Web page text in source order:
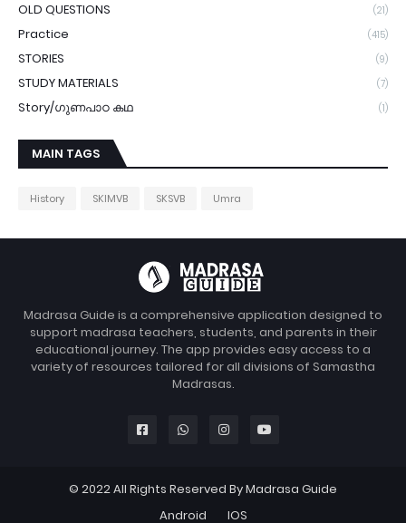
OLD QUESTIONS (21)
Practice (415)
STORIES (9)
STUDY MATERIALS (7)
Story/ഗുണപാഠ കഥ (1)
MAIN TAGS
History SKIMVB SKSVB Umra
Madrasa Guide is a comprehensive application designed to
support madrasa teachers, students, and parents in their
educational journey. The app provides easy access to a
variety of resources tailored for all divisions of Samastha
Madrasas.
© 2022 All Rights Reserved By Madrasa Guide
Android
IOS